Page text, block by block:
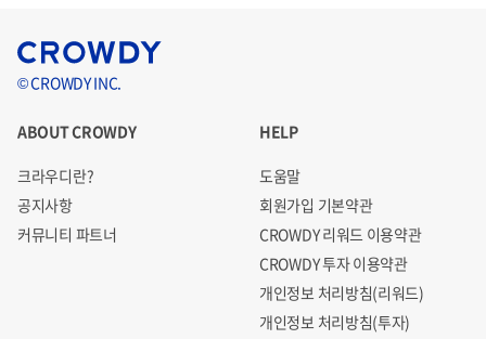
© CROWDY INC.
ABOUT CROWDY
크라우디란?
공지사항
커뮤니티 파트너
HELP
도움말
회원가입 기본약관
CROWDY 리워드 이용약관
CROWDY 투자 이용약관
개인정보 처리방침(리워드)
개인정보 처리방침(투자)